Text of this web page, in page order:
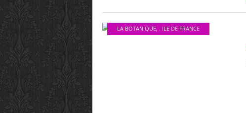
LA BOTANIQUE, . ILE DE FRANCE